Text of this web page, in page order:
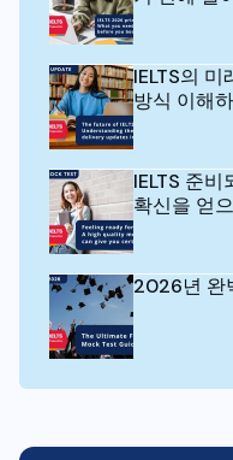
IELTS의
방식 이해
IELTS 준
확신을 얻
2026년 완